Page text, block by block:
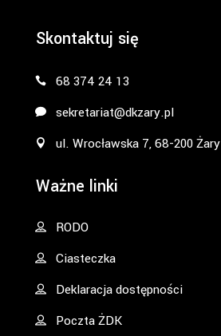
Skontaktuj się
68 374 24 13
sekretariat@dkzary.pl
ul. Wrocławska 7, 68-200 Żary
Ważne linki
RODO
Ciasteczka
Deklaracja dostępności
Poczta ŻDK